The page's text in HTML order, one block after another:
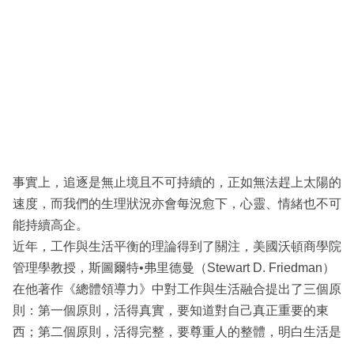
事實上，追逐是無止境且不可持續的，正如無法趕上太陽的
速度，而我們的生理狀況亦會每況愈下，心靈、情緒也不可
能持續高企。
近年，工作與生活平衡的理論得到了關注，美國沃頓商學院
管理學教授，斯圖爾特•弗里德曼（Stewart D. Friedman）
在他著作《總體領導力》中對工作與生活融合提出了三個原
則：第一個原則，活得真實，要知道對自己真正重要的東
西；第二個原則，活得完整，要尊重人的整體，明白生活是